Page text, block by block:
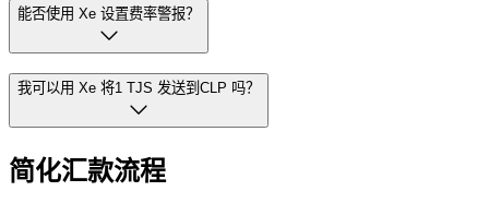
能否使用 Xe 设置费率警报？
我可以用 Xe 将1 TJS 发送到CLP 吗？
简化汇款流程